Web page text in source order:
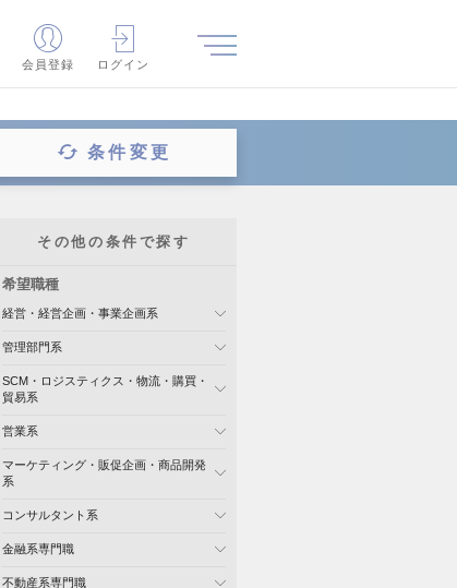
会員登録 ログイン
条件変更
その他の条件で探す
希望職種
経営・経営企画・事業企画系
管理部門系
SCM・ロジスティクス・物流・購買・
貿易系
営業系
マーケティング・販促企画・商品開発
系
コンサルタント系
金融系専門職
不動産系専門職